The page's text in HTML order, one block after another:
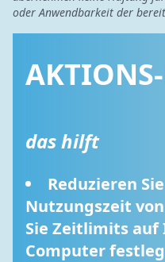
oder Anwendbarkeit der
das hilft
Reduzieren
Nutzungszeit
Sie Zeitlimits auf
Computer